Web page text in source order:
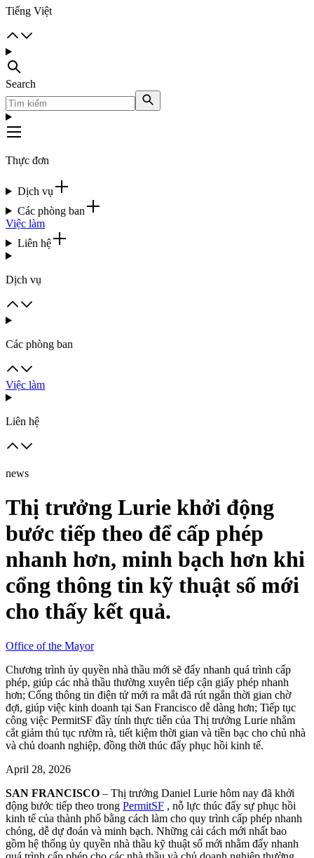
Tiếng Việt
Search
Thực đơn
Dịch vụ
Các phòng ban
Việc làm
Liên hệ
Dịch vụ
Các phòng ban
Việc làm
Liên hệ
news
Thị trưởng Lurie khởi động
bước tiếp theo để cấp phép
nhanh hơn, minh bạch hơn khi
cổng thông tin kỹ thuật số mới
cho thấy kết quả.
Office of the Mayor
Chương trình ủy quyền nhà thầu mới sẽ đẩy nhanh quá trình cấp
phép, giúp các nhà thầu thường xuyên tiếp cận giấy phép nhanh
hơn; Cổng thông tin điện tử mới ra mắt đã rút ngắn thời gian chờ
đợi, giúp việc kinh doanh tại San Francisco dễ dàng hơn; Tiếp tục
công việc PermitSF đầy tính thực tiễn của Thị trưởng Lurie nhằm
cắt giảm thủ tục rườm rà, tiết kiệm thời gian và tiền bạc cho chủ nhà
và chủ doanh nghiệp, đồng thời thúc đẩy phục hồi kinh tế.
April 28, 2026
SAN FRANCISCO – Thị trưởng Daniel Lurie hôm nay đã khởi
động bước tiếp theo trong PermitSF , nỗ lực thúc đẩy sự phục hồi
kinh tế của thành phố bằng cách làm cho quy trình cấp phép nhanh
chóng, dễ dự đoán và minh bạch. Những cải cách mới nhất bao
gồm hệ thống ủy quyền nhà thầu kỹ thuật số mới nhằm đẩy nhanh